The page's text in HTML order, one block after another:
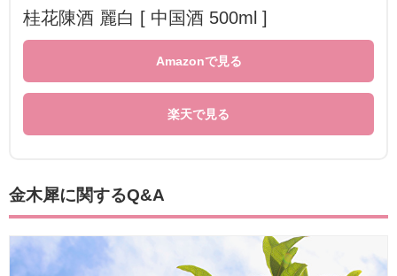
桂花陳酒 麗白 [ 中国酒 500ml ]
Amazonで見る
楽天で見る
金木犀に関するQ&A